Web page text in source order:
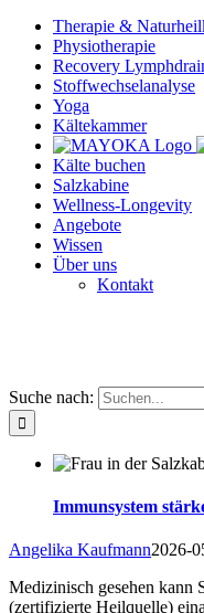
Therapie &
Physiotherapie
Recovery
Stoffwechselanalyse
Yoga
Kältekammer
Kälte buchen
Salzkabine
Wellness-Longevity
Angebote
Wissen
Über uns
Kontakt
Suche nach:
Immunsystem
Angelika Kaufmann2026-
Medizinisch gesehen kann
(zertifizierte Heilquelle)